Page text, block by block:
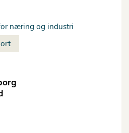
næring og industri